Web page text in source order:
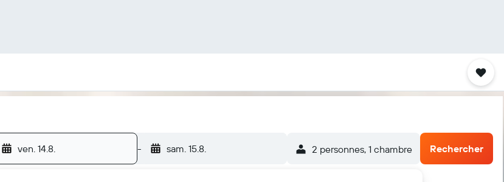
ven. 14.8. - sam. 15.8. 2 personnes, 1 chambre Rechercher